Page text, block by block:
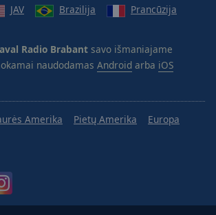
JAV Brazilija Prancūzija
Radio Brabant savo išmaniajame
naudodamas Android arba iOS
Amerika Pietų Amerika
Europa